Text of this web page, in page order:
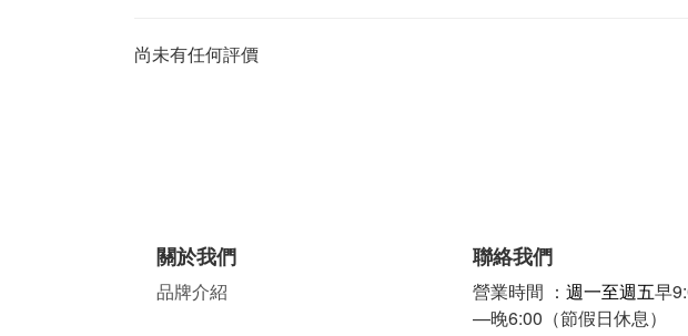
尚未有任何評價
關於我們
品牌介紹
聯絡我們
營業時間 ： 週一至週五早
—晚6:00（節假日休息）